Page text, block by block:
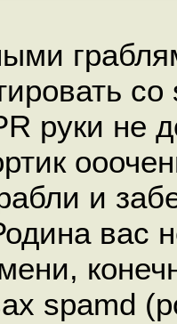
руки не
и
вас
spamd